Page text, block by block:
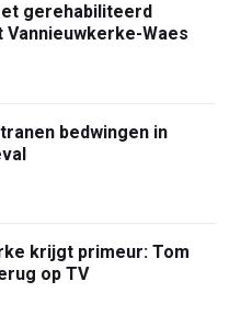
gerehabiliteerd
Waes
bedwingen in
krijgt primeur: Tom
op TV